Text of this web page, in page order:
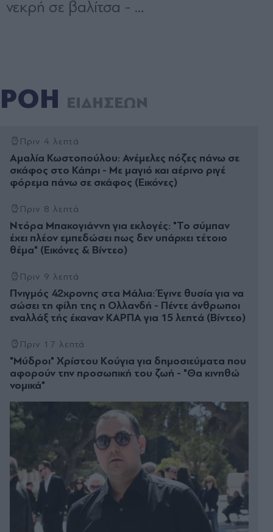
ΡΟΗ ΕΙΔΗΣΕΩΝ
Πριν 4 λεπτά
Αμαλία Κωστοπούλου: Ανέμελες πόζες πάνω σε
σκάφος στο Κάπρι - Με μαγιό και αέρινο ριγέ
φόρεμα πάνω σε σκάφος (Εικόνες)
Πριν 8 λεπτά
Ντόρα Μπακογιάννη για εκλογές: "Το σύμπαν
έχει πλέον εμπεδώσει πως δεν υπάρχει τέτοιο
θέμα" (Eικόνες & Βίντεο)
Πριν 9 λεπτά
Πνιγμός 42χρονης στα Μάλια: Έγινε θυσία για να
σώσει τη φίλη της η Ολλανδή - Πέντε άνθρωποι
εναλλάξ τής έκαναν ΚΑΡΠΑ για 15 λεπτά (Βίντεο)
Πριν 17 λεπτά
"Μύδροι" Χρίστου Κούγια για δημοσιεύματα που
αφορούν την προσωπική του ζωή - "Θα κινηθώ
νομικά"